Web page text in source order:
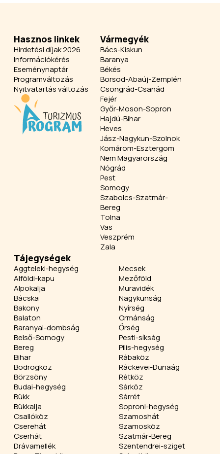
Hasznos linkek
Hirdetési díjak 2026
Információkérés
Eseménynaptár
Programváltozás
Nyitvatartás változás
Vármegyék
Bács-Kiskun
Baranya
Békés
Borsod-Abaúj-Zemplén
Csongrád-Csanád
Fejér
Győr-Moson-Sopron
Hajdú-Bihar
Heves
Jász-Nagykun-Szolnok
Komárom-Esztergom
Nem Magyarország
Nógrád
Pest
Somogy
Szabolcs-Szatmár-
Bereg
Tolna
Vas
Veszprém
Zala
Tájegységek
Aggteleki-hegység
Alföldi-kapu
Alpokalja
Bácska
Bakony
Balaton
Baranyai-dombság
Belső-Somogy
Bereg
Bihar
Bodrogköz
Börzsöny
Budai-hegység
Bükk
Bükkalja
Csallóköz
Cserehát
Cserhát
Drávamellék
Mecsek
Mezőföld
Muravidék
Nagykunság
Nyírség
Ormánság
Őrség
Pesti-síkság
Pilis-hegység
Rábaköz
Ráckevei-Dunaág
Rétköz
Sárköz
Sárrét
Soproni-hegység
Szamoshát
Szamosköz
Szatmár-Bereg
Szentendrei-sziget